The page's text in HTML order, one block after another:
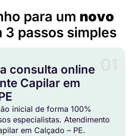
para um novo
3 passos simples
consulta online
Capilar em
inicial de forma 100%
especialistas. Atendimento
em Calçado – PE.